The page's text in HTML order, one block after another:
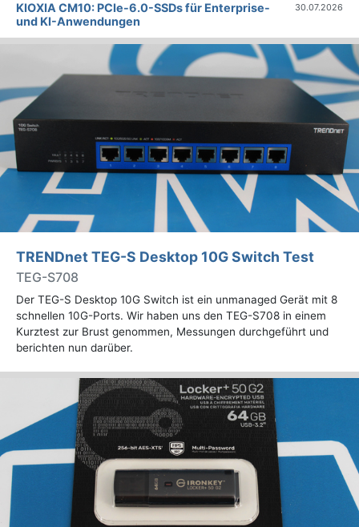
KIOXIA CM10: PCIe-6.0-SSDs für Enterprise-
und KI-Anwendungen
30.07.2026
TRENDnet TEG-S Desktop 10G Switch Test
TEG-S708
Der TEG-S Desktop 10G Switch ist ein unmanaged Gerät mit 8
schnellen 10G-Ports. Wir haben uns den TEG-S708 in einem
Kurztest zur Brust genommen, Messungen durchgeführt und
berichten nun darüber.